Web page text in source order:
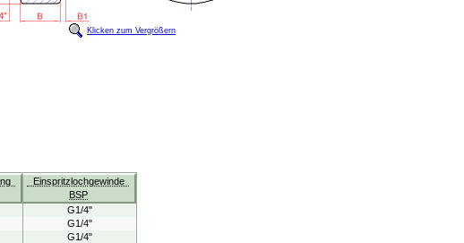
Klicken zum Vergrößern
Einspritzlochgewinde
BSP
G1/4"
G1/4"
G1/4"